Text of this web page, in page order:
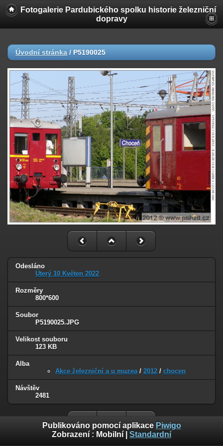
Fotogalerie Pardubického spolku historie železniční
dopravy
Úvodní stránka / P5190025
Odesláno
Úterý 10 Květen 2022
Rozměry
800*600
Soubor
P5190025.JPG
Velikost souboru
123 KB
Alba
Akce železniční a u muzea/ 2012 / chocen
Návštěv
2481
Publikováno pomocí aplikace Piwigo
Zobrazení : Mobilní Standardní